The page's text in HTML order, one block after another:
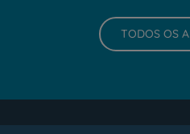
TODOS OS